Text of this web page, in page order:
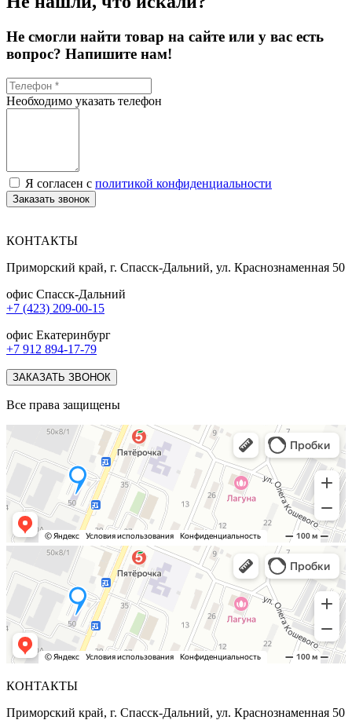
Не смогли найти товар на сайте или у вас есть
вопрос? Напишите нам!
Необходимо указать телефон
Я согласен с политикой конфиденциальности
Заказать звонок
КОНТАКТЫ
Приморский край, г. Спасск-Дальний, ул. Краснознаменная 50
офис Спасск-Дальний
+7 (423) 209-00-15
офис Екатеринбург
+7 912 894-17-79
ЗАКАЗАТЬ ЗВОНОК
Все права защищены
КОНТАКТЫ
Приморский край, г. Спасск-Дальний, ул. Краснознаменная 50